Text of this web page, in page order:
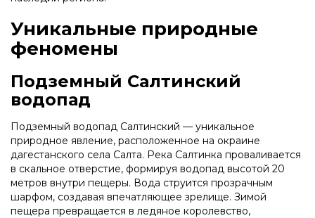
Уникальные природные
феномены
Подземный Салтинский
водопад
Подземный водопад Салтинский — уникальное
природное явление, расположенное на окраине
дагестанского села Салта. Река Салтинка проваливается
в скальное отверстие, формируя водопад высотой 20
метров внутри пещеры. Вода струится прозрачным
шарфом, создавая впечатляющее зрелище. Зимой
пещера превращается в ледяное королевство,